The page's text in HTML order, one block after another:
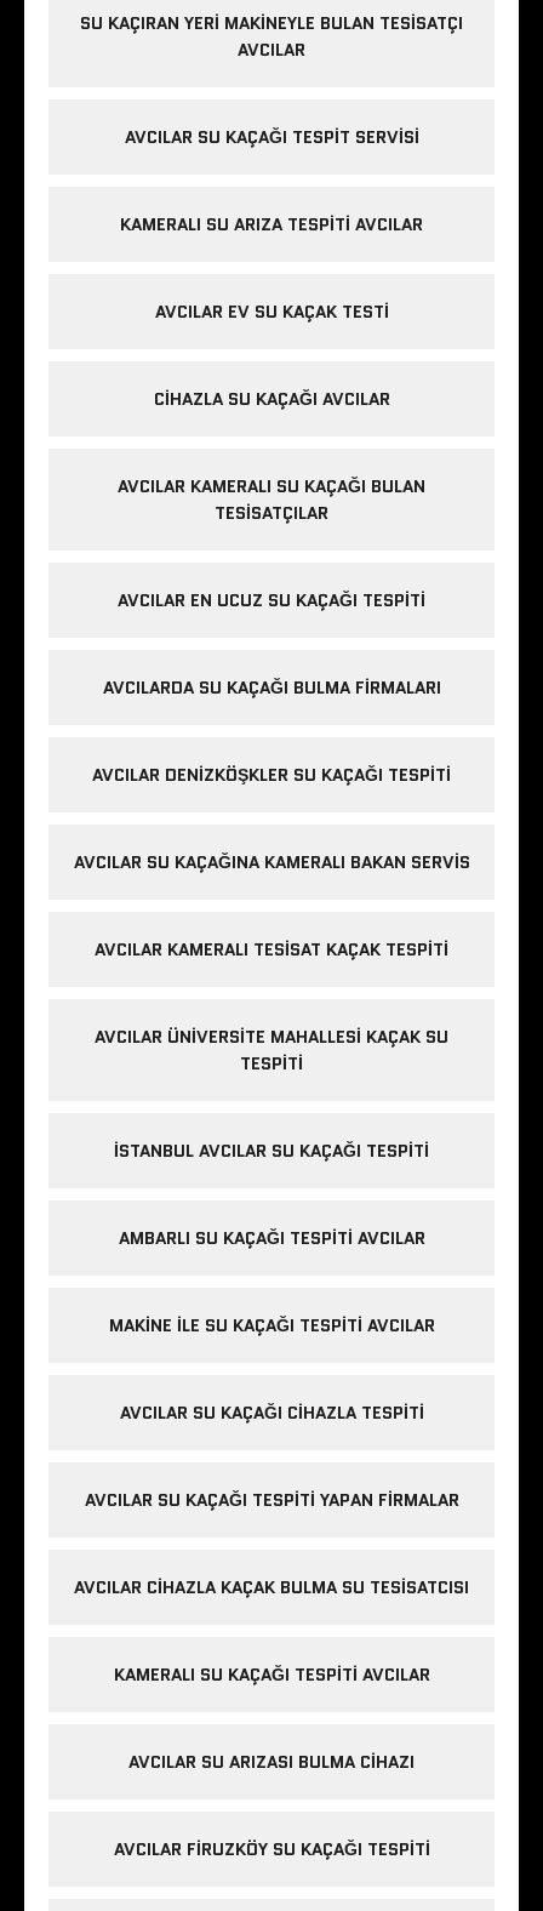
SU KAÇIRAN YERI MAKINEYLE BULAN TESISATÇI
AVCILAR
AVCILAR SU KAÇAĞI TESPIT SERVISI
KAMERALI SU ARIZA TESPITI AVCILAR
AVCILAR EV SU KAÇAK TESTI
CIHAZLA SU KAÇAĞI AVCILAR
AVCILAR KAMERALI SU KAÇAĞI BULAN
TESISATÇILAR
AVCILAR EN UCUZ SU KAÇAĞI TESPITI
AVCILARDA SU KAÇAĞI BULMA FIRMALARI
AVCILAR DENIZKÖŞKLER SU KAÇAĞI TESPITI
AVCILAR SU KAÇAĞINA KAMERALI BAKAN SERVIS
AVCILAR KAMERALI TESISAT KAÇAK TESPITI
AVCILAR ÜNIVERSITE MAHALLESI KAÇAK SU
TESPITI
İSTANBUL AVCILAR SU KAÇAĞI TESPITI
AMBARLI SU KAÇAĞI TESPITI AVCILAR
MAKINE ILE SU KAÇAĞI TESPITI AVCILAR
AVCILAR SU KAÇAĞI CIHAZLA TESPITI
AVCILAR SU KAÇAĞI TESPITI YAPAN FIRMALAR
AVCILAR CIHAZLA KAÇAK BULMA SU TESISATCISI
KAMERALI SU KAÇAĞI TESPITI AVCILAR
AVCILAR SU ARIZASI BULMA CIHAZI
AVCILAR FIRUZKÖY SU KAÇAĞI TESPITI